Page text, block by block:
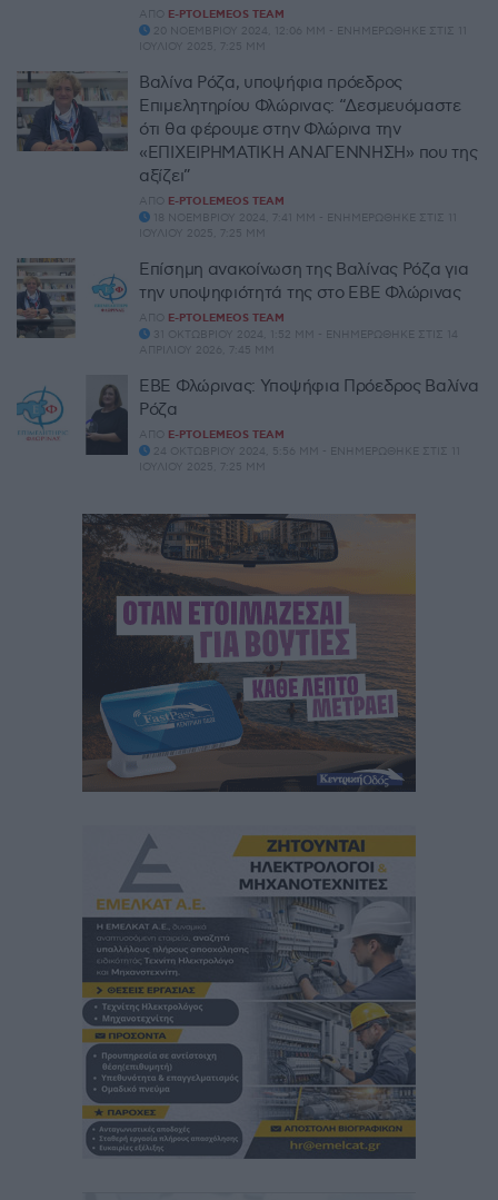
ΑΠΌ E-PTOLEMEOS TEAM
20 ΝΟΕΜΒΡΊΟΥ 2024, 12:06 ΜΜ - ΕΝΗΜΕΡΏΘΗΚΕ ΣΤΙΣ 11
ΙΟΥΛΊΟΥ 2025, 7:25 ΜΜ
Βαλίνα Ρόζα, υποψήφια πρόεδρος
Επιμελητηρίου Φλώρινας: “Δεσμευόμαστε
ότι θα φέρουμε στην Φλώρινα την
«ΕΠΙΧΕΙΡΗΜΑΤΙΚΗ ΑΝΑΓΕΝΝΗΣΗ» που της
αξίζει”
ΑΠΌ E-PTOLEMEOS TEAM
18 ΝΟΕΜΒΡΊΟΥ 2024, 7:41 ΜΜ - ΕΝΗΜΕΡΏΘΗΚΕ ΣΤΙΣ 11
ΙΟΥΛΊΟΥ 2025, 7:25 ΜΜ
Επίσημη ανακοίνωση της Βαλίνας Ρόζα για
την υποψηφιότητά της στο ΕΒΕ Φλώρινας
ΑΠΌ E-PTOLEMEOS TEAM
31 ΟΚΤΩΒΡΊΟΥ 2024, 1:52 ΜΜ - ΕΝΗΜΕΡΏΘΗΚΕ ΣΤΙΣ 14
ΑΠΡΙΛΊΟΥ 2026, 7:45 ΜΜ
ΕΒΕ Φλώρινας: Υποψήφια Πρόεδρος Βαλίνα
Ρόζα
ΑΠΌ E-PTOLEMEOS TEAM
24 ΟΚΤΩΒΡΊΟΥ 2024, 5:56 ΜΜ - ΕΝΗΜΕΡΏΘΗΚΕ ΣΤΙΣ 11
ΙΟΥΛΊΟΥ 2025, 7:25 ΜΜ